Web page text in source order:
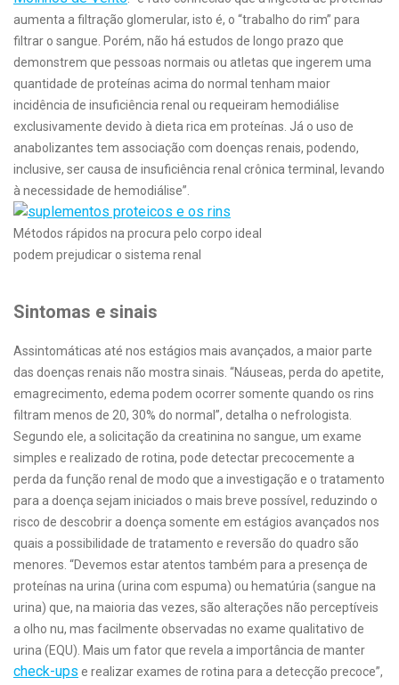
aumenta a filtração glomerular, isto é, o “trabalho do rim” para
filtrar o sangue. Porém, não há estudos de longo prazo que
demonstrem que pessoas normais ou atletas que ingerem uma
quantidade de proteínas acima do normal tenham maior
incidência de insuficiência renal ou requeiram hemodiálise
exclusivamente devido à dieta rica em proteínas. Já o uso de
anabolizantes tem associação com doenças renais, podendo,
inclusive, ser causa de insuficiência renal crônica terminal, levando
à necessidade de hemodiálise”.
Métodos rápidos na procura pelo corpo ideal
podem prejudicar o sistema renal
Sintomas e sinais
Assintomáticas até nos estágios mais avançados, a maior parte
das doenças renais não mostra sinais. “Náuseas, perda do apetite,
emagrecimento, edema podem ocorrer somente quando os rins
filtram menos de 20, 30% do normal”, detalha o nefrologista.
Segundo ele, a solicitação da creatinina no sangue, um exame
simples e realizado de rotina, pode detectar precocemente a
perda da função renal de modo que a investigação e o tratamento
para a doença sejam iniciados o mais breve possível, reduzindo o
risco de descobrir a doença somente em estágios avançados nos
quais a possibilidade de tratamento e reversão do quadro são
menores. “Devemos estar atentos também para a presença de
proteínas na urina (urina com espuma) ou hematúria (sangue na
urina) que, na maioria das vezes, são alterações não perceptíveis
a olho nu, mas facilmente observadas no exame qualitativo de
urina (EQU). Mais um fator que revela a importância de manter
check-ups e realizar exames de rotina para a detecção precoce”,